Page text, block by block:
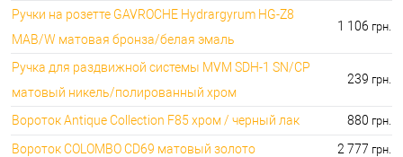
Ручки на розетте GAVROCHE Hydrargyrum HG-Z8
MAB/W матовая бронза/белая эмаль
1 106 грн.
Ручка для раздвижной системы MVM SDH-1 SN/CP
матовый никель/полированный хром
239 грн.
Вороток Antique Collection F85 хром / черный лак 880 грн.
Вороток COLOMBO CD69 матовый золото 2 777 грн.